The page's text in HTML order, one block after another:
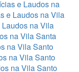
e Laudos na
e Laudos na Vila
na Vila
na Vila Santa
na Vila Santo
na Vila Santo
na Vila Santo